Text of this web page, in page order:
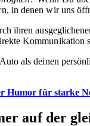
in denen wir uns
ihren
als deinen
Humor für starke
auf der